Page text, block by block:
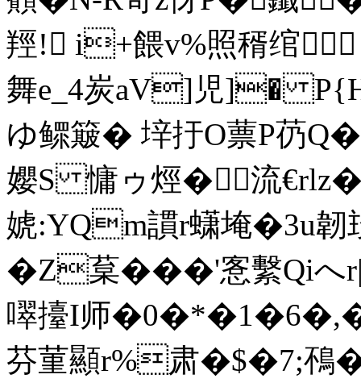
羥! i+餵v%照稰绾
舞e_4炭aV]児]� P{H
ゆ鳏簸� 垶扜O蔈P
孆S 慵ゥ烴�流
婋:YQm謴r蟏 埯�3u韌
�Z葈�� �'愙繫Qi
噿擡I师�0�*�1�6�,�
芬菫顯r%肃�$�7;鴀